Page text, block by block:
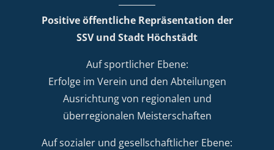
Positive öffentliche Repräsentation der
SSV und Stadt Höchstädt
Auf sportlicher Ebene:
Erfolge im Verein und den Abteilungen
Ausrichtung von regionalen und
überregionalen Meisterschaften
Auf sozialer und gesellschaftlicher Ebene: